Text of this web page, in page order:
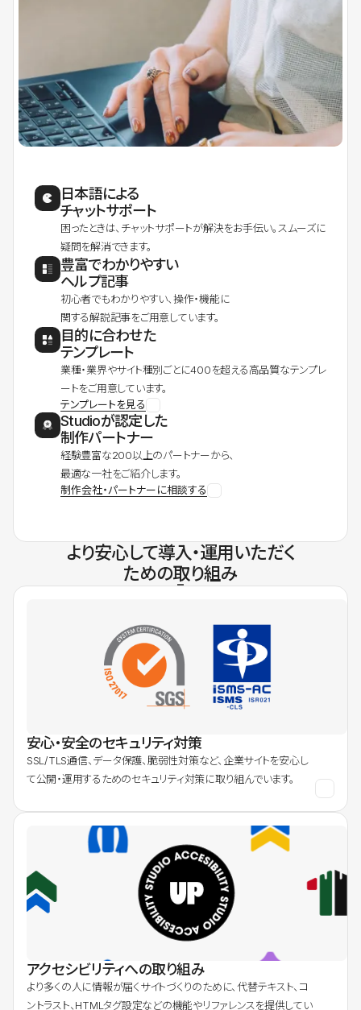
日本語による
チャットサポート
困ったときは、チャットサポートが解決をお手伝い。スムーズに
疑問を解消できます。
豊富でわかりやすい
ヘルプ記事
初心者でもわかりやすい、操作・機能に
関する解説記事をご用意しています。
目的に合わせた
テンプレート
業種・業界やサイト種別ごとに400を超える高品質なテンプレ
ートをご用意しています。
テンプレートを見る
Studioが認定した
制作パートナー
経験豊富な200以上のパートナーから、
最適な一社をご紹介します。
制作会社・パートナーに相談する
より安心して導入・運用いただく
ための取り組み
安心・安全のセキュリティ対策
SSL/TLS通信、データ保護、脆弱性対策など、企業サイトを安心し
て公開・運用するためのセキュリティ対策に取り組んでいます。
アクセシビリティへの取り組み
より多くの人に情報が届くサイトづくりのために、代替テキスト、コ
ントラスト、HTMLタグ設定などの機能やリファレンスを提供してい